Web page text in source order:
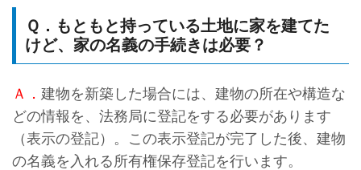
Ｑ．もともと持っている土地に家を建てた
けど、家の名義の手続きは必要？
Ａ． 建物を新築した場合には、建物の所在や構造な
どの情報を、法務局に登記をする必要があります
（表示の登記）。この表示登記が完了した後、建物
の名義を入れる所有権保存登記を行います。